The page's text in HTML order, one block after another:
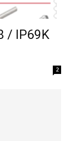
/ IP69K
2